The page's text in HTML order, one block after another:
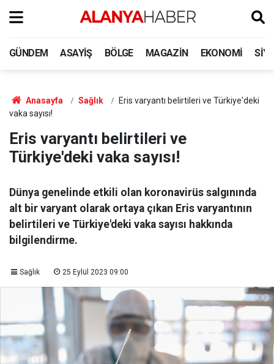
GÜNDEM ASAYIŞ BÖLGE MAGAZIN EKONOMI
Anasayfa Sağlık
Eris varyantı belirtileri ve Türkiye'deki
vaka sayısı!
Eris varyantı belirtileri ve
Türkiye'deki vaka sayısı!
Dünya genelinde etkili olan koronavirüs salgınında
alt bir varyant olarak ortaya çıkan Eris varyantının
belirtileri ve Türkiye'deki vaka sayısı hakkında
bilgilendirme.
Sağlık 25 Eylül 2023 09:00